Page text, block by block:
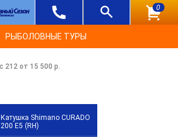
0
РЫБОЛОВНЫЕ ТУРЫ
212 от 15 500 р.
Катушка Shimano CURADO
200 E5 (RH)